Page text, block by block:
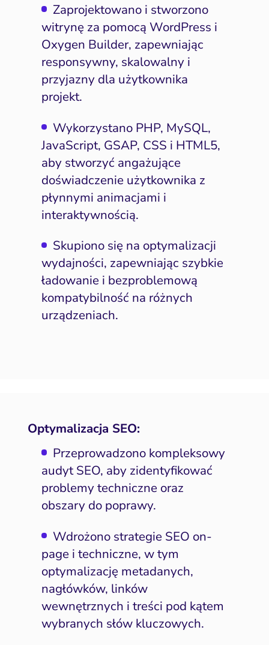
Zacznij od
i budowanie popytu
i pozycjonowanie
Strona i konwersja
Pomiar i atrybucja
Analityka i atrybucja
i kontrola ryzyka
Content marketing
E-mail marketing
Outsourcing IT
Software House
Napraw utratę
Zaprojektowano i stworzono
witrynę za pomocą WordPress i
Oxygen Builder, zapewniając
responsywny, skalowalny i
przyjazny dla użytkownika
projekt.
Wykorzystano PHP, MySQL,
JavaScript, GSAP, CSS i HTML5,
aby stworzyć angażujące
doświadczenie użytkownika z
płynnymi animacjami i
interaktywnością.
Skupiono się na optymalizacji
wydajności, zapewniając szybkie
ładowanie i bezproblemową
kompatybilność na różnych
urządzeniach.
Optymalizacja SEO:
Przeprowadzono kompleksowy
audyt SEO, aby zidentyfikować
problemy techniczne oraz
obszary do poprawy.
Wdrożono strategie SEO on-
page i techniczne, w tym
optymalizację metadanych,
nagłówków, linków
wewnętrznych i treści pod kątem
wybranych słów kluczowych.